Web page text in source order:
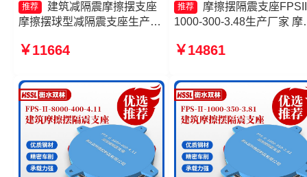
推荐
建筑减隔震摩擦摆支座
摩擦摆球型减隔震支座生产厂
5000-400-4.11源头工厂 摩擦
￥11664
推荐
摩擦摆隔震支座
1000-300-3.48生产厂家 摩
FPSII-9000-400-4.11厂家
400-4.11源头工厂
￥14861